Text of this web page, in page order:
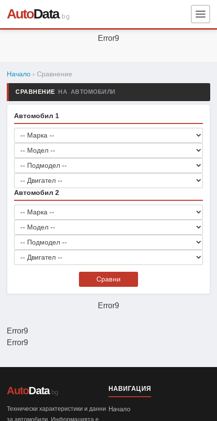
AutoData.bg
Error9
Error9
Начало › Сравнение
СРАВНЕНИЕ НА АВТОМОБИЛИ
Автомобил 1
Автомобил 2
Сравни
Error9
Error9
AutoData.bg
Технически характеристики и данни
за автомобили. Информацията е
НАВИГАЦИЯ
Начало